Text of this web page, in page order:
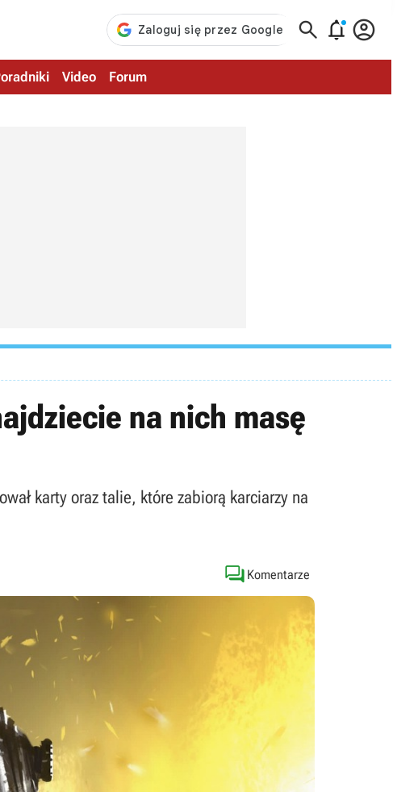
  
Video Forum
na nich masę
karty oraz talie, które zabiorą karciarzy na
 Komentarze